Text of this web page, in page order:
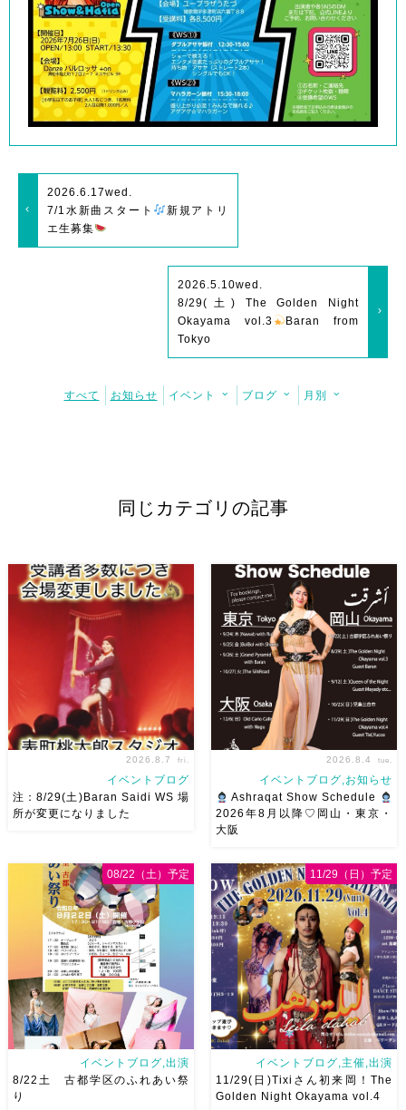
2026.6.17wed.
7/1水新曲スタート
新規アトリ
エ生募集
2026.5.10wed.
8/29(土) The Golden Night
Okayama vol.3
Baran from
Tokyo
すべて お知らせ イベント ブログ 月別
同じカテゴリの記事
申し込み多数につき会場変更し
ました♡ 表町桃太郎スタジオ
岡山県岡山市 北区表町2丁目6-
64 4階 ショー会場から近いの
で、安心♡駅からもバスで天満
屋バスス […]
2026.8.7 fri.
イベントブログ
注：8/29(土)Baran Saidi WS 場
所が変更になりました
です♡皆様にお会いできますよ
うに
ご予約はメッセージく
ださい
お待ちしています
Ashraqat Show Schedule
岡山・8/22(土) […]
2026.8.4 tue.
イベントブログ,お知らせ
Ashraqat Show Schedule
2026年8月以降♡岡山・東京・
大阪
イベントブログ,出演
8/22土 古都学区のふれあい祭
り
08/22（土）予定
イベントブログ,主催,出演
11/29(日)Tixiさん初来岡！The
Golden Night Okayama vol.4
11/29（日）予定